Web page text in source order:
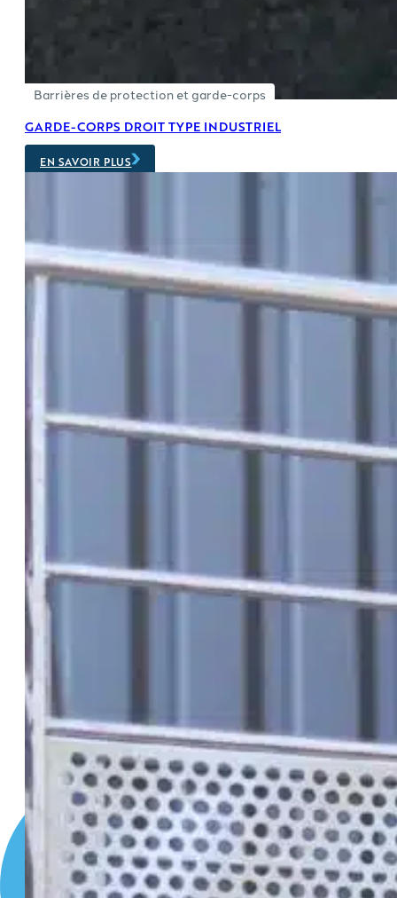
Barrières de protection et garde-corps
GARDE-CORPS DROIT TYPE INDUSTRIEL
EN SAVOIR PLUS